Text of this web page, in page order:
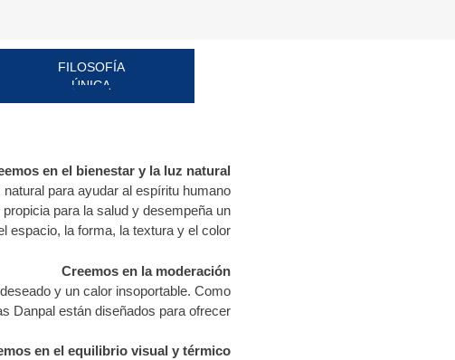
FILOSOFÍA
ÚNICA
en el bienestar y la luz natural
para ayudar al espíritu humano.
para la salud y desempeña un
espacio, la forma, la textura y el color.
Creemos en la moderación
y un calor insoportable. Como
Danpal están diseñados para ofrecer.
en el equilibrio visual y térmico